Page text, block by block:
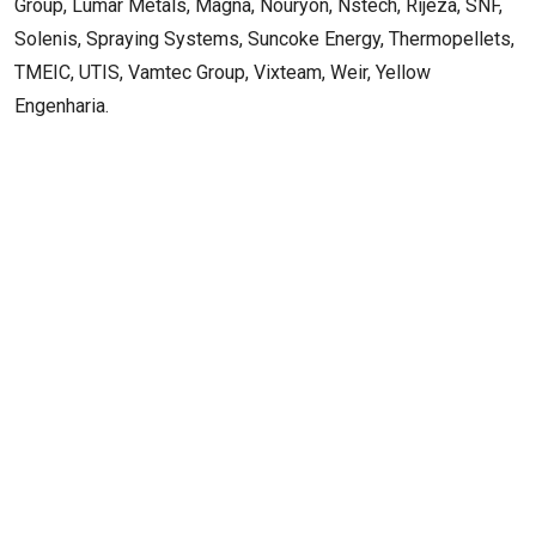
Group, Lumar Metals, Magna, Nouryon, Nstech, Rijeza, SNF,
Solenis, Spraying Systems, Suncoke Energy, Thermopellets,
TMEIC, UTIS, Vamtec Group, Vixteam, Weir, Yellow
Engenharia.